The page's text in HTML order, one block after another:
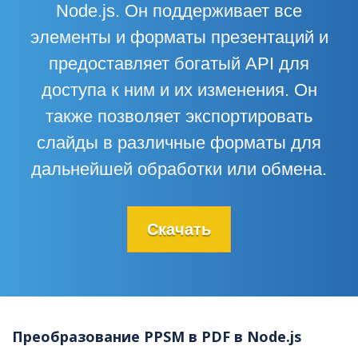
Node.js. Он поддерживает все
элементы и форматы презентаций и
предоставляет богатый API для
доступа к ним и их изменения. Он
также позволяет экспортировать
слайды в различные форматы для
дальнейшей обработки или обмена.
Скачать
Преобразование PPSM в PDF в Node.js